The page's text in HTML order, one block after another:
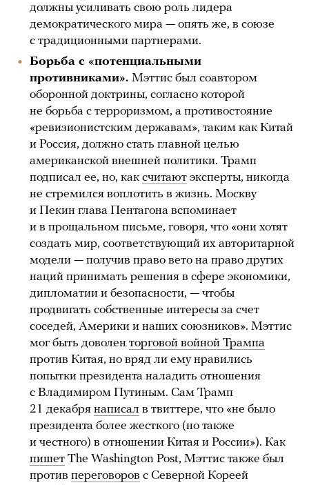
должны усиливать свою роль лидера
демократического мира — опять же, в союзе
с традиционными партнерами.
Борьба с «потенциальными
противниками». Мэттис был соавтором
оборонной доктрины, согласно которой
не борьба с терроризмом, а противостояние
«ревизионистским державам», таким как Китай
и Россия, должно стать главной целью
американской внешней политики. Трамп
подписал ее, но, как считают эксперты, никогда
не стремился воплотить в жизнь. Москву
и Пекин глава Пентагона вспоминает
и в прощальном письме, говоря, что «они хотят
создать мир, соответствующий их авторитарной
модели — получив право вето на право других
наций принимать решения в сфере экономики,
дипломатии и безопасности, — чтобы
продвигать собственные интересы за счет
соседей, Америки и наших союзников». Мэттис
мог быть доволен торговой войной Трампа
против Китая, но вряд ли ему нравились
попытки президента наладить отношения
с Владимиром Путиным. Сам Трамп
21 декабря написал в твиттере, что «не было
президента более жесткого (но также
и честного) в отношении Китая и России»). Как
пишет The Washington Post, Мэттис также был
против переговоров с Северной Кореей